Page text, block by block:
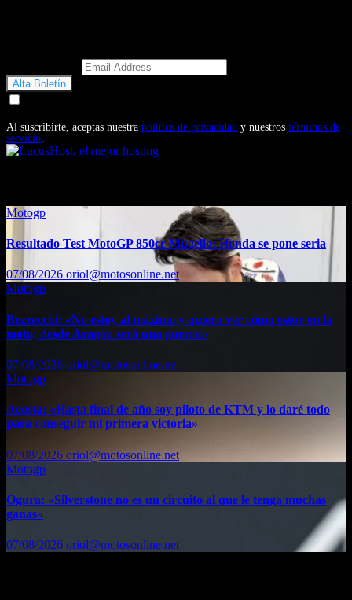
Al suscribirte, aceptas nuestra política de privacidad y nuestros términos de
servicio.
Motogp
Resultado Test MotoGP 850cc Mugello: Honda se pone seria
07/08/2026 oriol@motosonline.net
Motogp
Bezzecchi: «No estoy al máximo y quiero ver cómo estoy en la
moto; desde Aragón será una guerra»
07/08/2026 oriol@motosonline.net
Motogp
Acosta: «Hasta final de año soy piloto de KTM y lo daré todo
para conseguir mi primera victoria»
07/08/2026 oriol@motosonline.net
Motogp
Ogura: «Silverstone no es un circuito al que le tenga muchas
ganas»
07/08/2026 oriol@motosonline.net